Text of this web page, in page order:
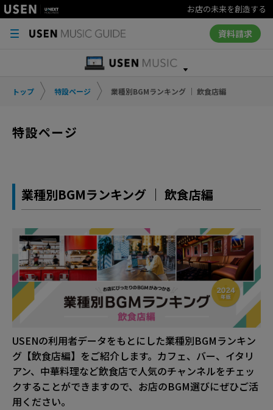
お店の未来を創造する
資料請求
トップ 特設ページ 業種別BGMランキング ｜ 飲食店編
特設ページ
業種別BGMランキング ｜ 飲食店編
USENの利用者データをもとにした業種別BGMランキン
グ【飲食店編】をご紹介します。カフェ、バー、イタリ
アン、中華料理など飲食店で人気のチャンネルをチェッ
クすることができますので、お店のBGM選びにぜひご活
用ください。